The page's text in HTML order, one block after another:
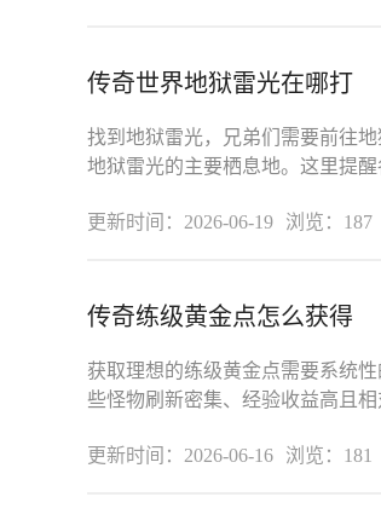
传奇世界地狱雷光在哪打
找到地狱雷光，兄弟们需要前往
地狱雷光的主要栖息地。这里提
更新时间：2026-06-19
浏览：187
传奇练级黄金点怎么获得
获取理想的练级黄金点需要系统
些怪物刷新密集、经验收益高且
更新时间：2026-06-16
浏览：181